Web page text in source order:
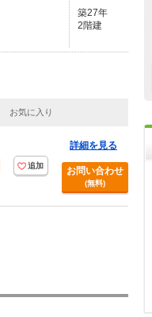
築27年
2階建
お気に入り
追加
詳細を見る
お問い合わせ
(無料)